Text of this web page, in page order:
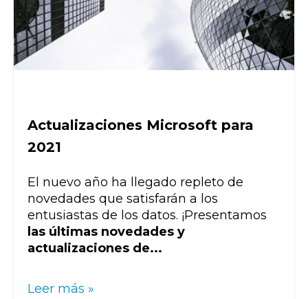
Actualizaciones Microsoft para
2021
El nuevo año ha llegado repleto de
novedades que satisfarán a los
entusiastas de los datos. ¡Presentamos
las últimas novedades y
actualizaciones de...
Leer más »